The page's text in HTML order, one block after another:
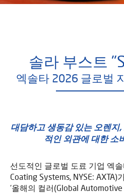
솔라 부스트
엑솔타 2026 글로벌
대담하고 생동감 있는 오렌지
적인 외관에 대한 소
선도적인 글로벌 도료 기업 엑
Coating Systems, NYSE:
‘올해의 컬러(Global Automotive